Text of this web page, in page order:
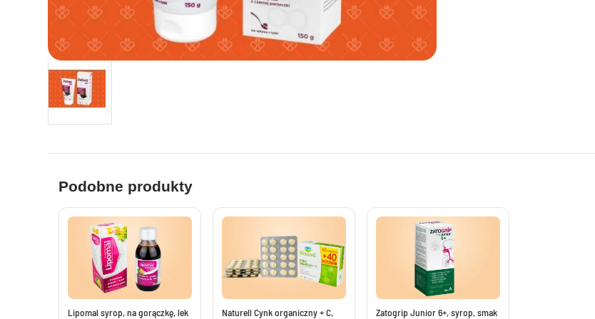
Leki i suplementy na apetyt
Zioła i leki na biegunkę
Probiotyki i synbiotyki
Preparaty nawadniające i uzupełniające
elektrolity
Leki na wątrobę bez recepty
Leki na pasożyty ludzkie bez recepty
Tabletki przeciwbólowe i przeciwgorączkowe
bez recepty
Saszetki przeciwbólowe bez recepty
Tabletki przeciwbólowe dla dorosłych
Leki i suplementy na układ nerwowy
Leki nasenne bez recepty
Tabletki na potencję, leki na erekcję
Leki na prostatę bez recepty
Witaminy dla mężczyzny
Maści i żele na stawy
Suplementy diety na stawy
Leki przeciwzapalne bez recepty
Plastry przeciwbólowe i rozgrzewające
Leki na zapalenie układu moczowego
Maści i kremy na odleżyny
Krople nawilżające do oczu
Witaminy i luteina na oczy
Tabletki z luteiną
Podobne produkty
Lipomal syrop, na gorączkę, lek
Naturell Cynk organiczny + C,
Zatogrip Junior 6+, syrop, smak